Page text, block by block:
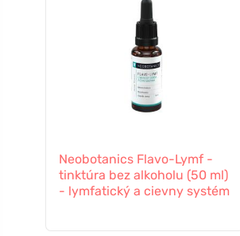
Neobotanics Flavo-Lymf -
tinktúra bez alkoholu (50 ml)
- lymfatický a cievny systém